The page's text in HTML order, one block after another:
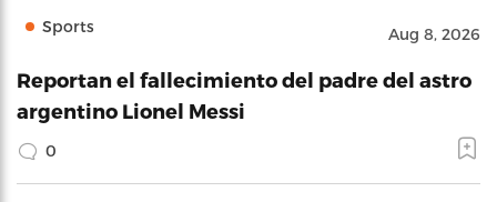
Sports Aug 8, 2026
Reportan el fallecimiento del padre del astro
argentino Lionel Messi
0